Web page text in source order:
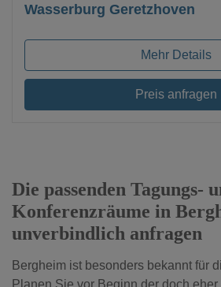
Wasserburg Geretzhoven
Mehr Details
Preis anfragen
Die passenden Tagungs-
Konferenzräume in
unverbindlich anfragen
Bergheim ist besonders bekannt für
Planen Sie vor Beginn der doch